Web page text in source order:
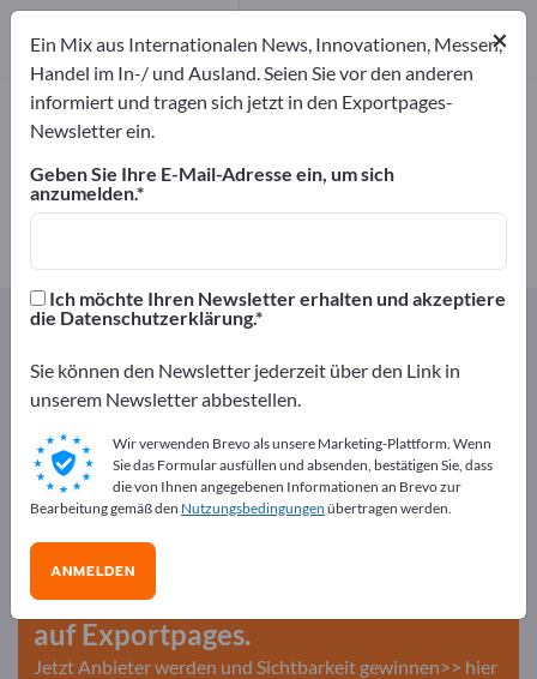
Elektronische Spielwaren –
Anbieter Hersteller
5
5
Exportpages
Geschenke & Schmuck
Kostenlos inserieren auf
Exportpages!
Bedarfe – Angebote – Gebrauchtwaren –
Geschäftskontakte>> hier starten
Veröffentlichen Sie Ihr
Unternehmen und Ihre Produkte
auf Exportpages.
Jetzt Anbieter werden und Sichtbarkeit gewinnen>> hier
×
Ein Mix aus Internationalen News, Innovationen, Messen,
Handel im In-/ und Ausland. Seien Sie vor den anderen
informiert und tragen sich jetzt in den Exportpages-
Newsletter ein.
Geben Sie Ihre E-Mail-Adresse ein, um sich
anzumelden.
Ich möchte Ihren Newsletter erhalten und akzeptiere
die Datenschutzerklärung.
Sie können den Newsletter jederzeit über den Link in
unserem Newsletter abbestellen.
Wir verwenden Brevo als unsere Marketing-Plattform. Wenn
Sie das Formular ausfüllen und absenden, bestätigen Sie, dass
die von Ihnen angegebenen Informationen an Brevo zur
Bearbeitung gemäß den Nutzungsbedingungen übertragen werden.
ANMELDEN